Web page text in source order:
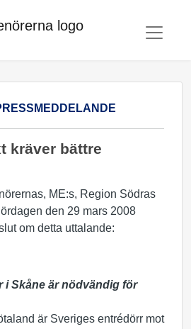
kräver bättre
ME:s, Region Södras
den 29 mars 2008
om detta uttalande:
i Skåne är nödvändig för
är Sveriges entrédörr mot